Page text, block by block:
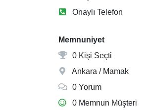
Onaylı Telefon
Memnuniyet
0 Kişi Seçti
Ankara / Mamak
0 Yorum
0 Memnun Müşteri